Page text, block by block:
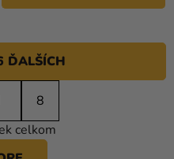
ĎALŠÍCH
8
celkom